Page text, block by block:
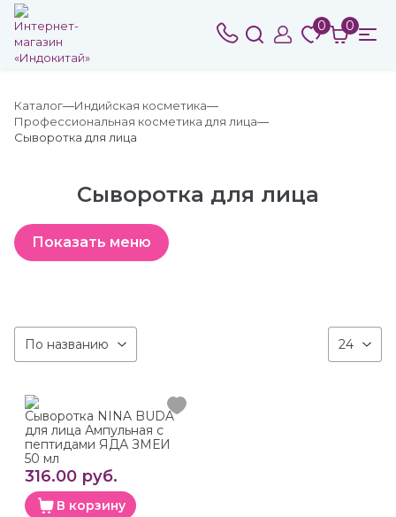
0 0
Каталог
Индийская косметика
Профессиональная косметика для лица
Сыворотка для лица
Сыворотка для лица
По названию 24
Сыворотка NINA BUDA
для лица Ампульная с
пептидами ЯДА ЗМЕИ
50 мл
316.00 руб.
В корзину